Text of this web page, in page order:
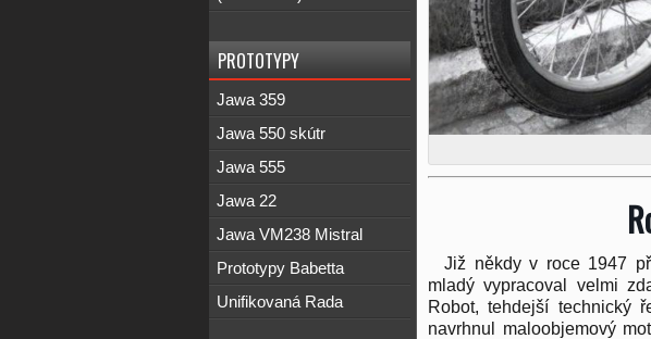
Již někdy v roce 1947
mladý vypracoval velmi
Robot, tehdejší technický
navrhnul maloobjemový
PROTOTYPY
Jawa 359
Jawa 550 skútr
Jawa 555
Jawa 22
Jawa VM238 Mistral
Prototypy Babetta
Unifikovaná Rada